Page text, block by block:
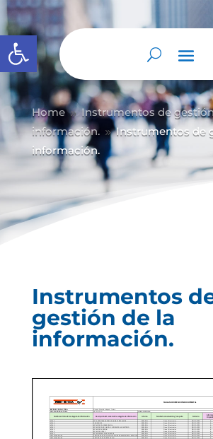
Abrir barra de herramientas
Home 9 Instrumentos de
información. 9 Instrumentos de
información.
Instrumentos
gestión de la
información.